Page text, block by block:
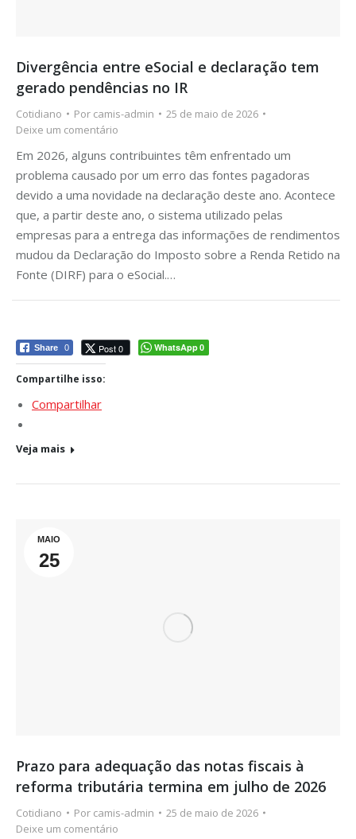
Divergência entre eSocial e declaração tem
gerado pendências no IR
Cotidiano Por camis-admin
25 de maio de 2026
Deixe um comentário
Em 2026, alguns contribuintes têm enfrentado um
problema causado por um erro das fontes pagadoras
devido a uma novidade na declaração deste ano. Acontece
que, a partir deste ano, o sistema utilizado pelas
empresas para a entrega das informações de rendimentos
mudou da Declaração do Imposto sobre a Renda Retido na
Fonte (DIRF) para o eSocial.…
Share 0 Post 0 WhatsApp0
Compartilhe isso:
Compartilhar
Veja mais
MAIO
25
Prazo para adequação das notas fiscais à
reforma tributária termina em julho de 2026
Cotidiano Por camis-admin
25 de maio de 2026
Deixe um comentário